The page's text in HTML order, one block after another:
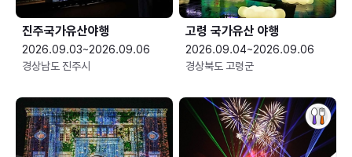
진주국가유산야행
2026.09.03~2026.09.06
경상남도 진주시
고령 국가유산 야행
2026.09.04~2026.09.06
경상북도 고령군